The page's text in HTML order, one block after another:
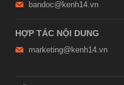
bandoc@kenh14.vn
HỢP TÁC NỘI DUNG
marketing@kenh14.vn